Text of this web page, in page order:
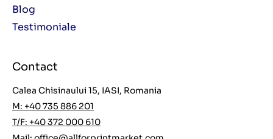
Blog
Testimoniale
Contact
Calea Chisinaului 15, IASI, Romania
M: +40 735 886 201
T/F: +40 372 000 610